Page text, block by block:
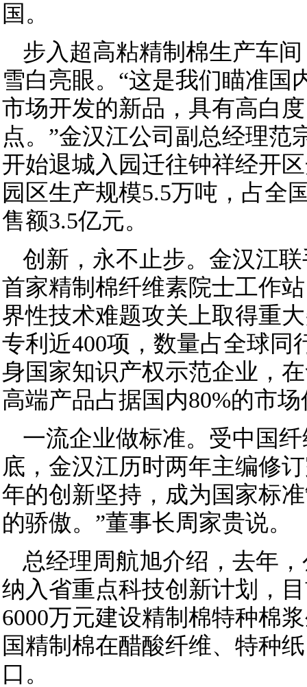
国。
步入超高粘精制棉生产车
雪白亮眼。“这是我们瞄准国
市场开发的新品，具有高白
点。”金汉江公司副总经理范
开始退城入园迁往钟祥经开
园区生产规模5.5万吨，占全
售额3.5亿元。
创新，永不止步。金汉江
首家精制棉纤维素院士工作
界性技术难题攻关上取得重
专利近400项，数量占全球同
身国家知识产权示范企业，
高端产品占据国内80%的市
一流企业做标准。受中国
底，金汉江历时两年主编修
年的创新坚持，成为国家标
的骄傲。”董事长周家贵说。
总经理周航旭介绍，去年
纳入省重点科技创新计划，
6000万元建设精制棉特种棉
国精制棉在醋酸纤维、特种
口。